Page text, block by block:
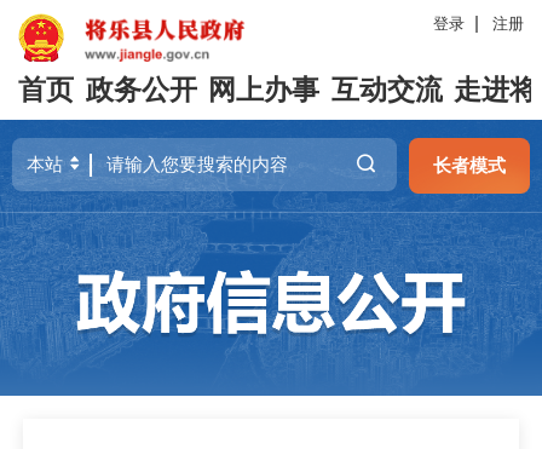
登录 注册
首页 政务公开 网上办事 互动交流 走进
长者模式